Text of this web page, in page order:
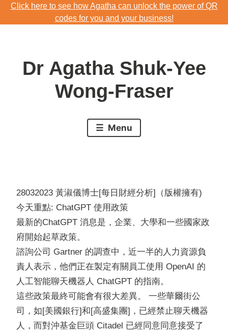
Skip
to
Click here to see how Agatha can unlock the power of QR
codes for you and your business!
codes for you and your business!
Dr Agatha Shuk-Yee
Wong-Fraser
Menu
28032023 黃淑儀博士[每日財經分析]（版權擁有)
今天重點: ChatGPT 使用政策
最新的ChatGPT 消息是，企業、大學和一些國家政
府開始起草政策。
諮詢公司 Gartner 的調查中，近一半的人力資源負
責人表示，他們正在製定有關員工使用 OpenAI 的
人工智能聊天機器人 ChatGPT 的指南。
這些政策最終可能會有很大差異。 一些華爾街公
司，如[美國銀行]和[高盛集團]，已經禁止聊天機器
人，而對沖基金巨頭 Citadel 已經同意同意接受了